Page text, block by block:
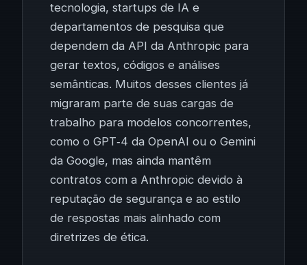
tecnologia, startups de IA e
departamentos de pesquisa que
dependem da API da Anthropic para
gerar textos, códigos e análises
semânticas. Muitos desses clientes já
migraram parte de suas cargas de
trabalho para modelos concorrentes,
como o GPT‑4 da OpenAI ou o Gemini
da Google, mas ainda mantêm
contratos com a Anthropic devido à
reputação de segurança e ao estilo
de respostas mais alinhado com
diretrizes de ética.